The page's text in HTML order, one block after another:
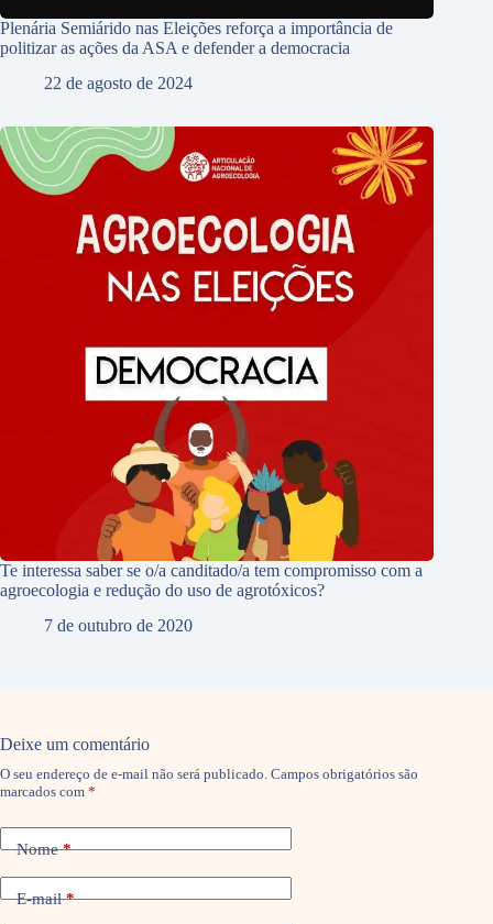
Plenária Semiárido nas Eleições reforça a importância de
politizar as ações da ASA e defender a democracia
22 de agosto de 2024
Te interessa saber se o/a canditado/a tem compromisso com a
agroecologia e redução do uso de agrotóxicos?
7 de outubro de 2020
Deixe um comentário
O seu endereço de e-mail não será publicado. Campos obrigatórios são
marcados com *
Nome*
E-mail*